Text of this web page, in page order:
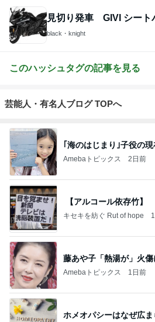
見切り発車
black・knight
このハッシュタグの記事を見る
芸能人・有名人ブログ TOPへ
｢海のはじまり｣子役の
Amebaトピックス 2日前
【アルコール依存竹】
キセキを紡ぐ Rut of hope
藤あや子「熱湯が」火
Amebaトピックス 1日前
ホメオパシーはなぜ広